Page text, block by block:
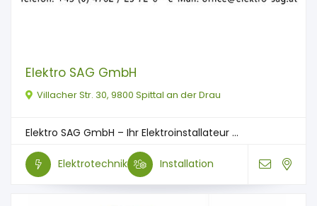
Elektro SAG GmbH
Villacher Str. 30, 9800 Spittal an der Drau
Elektro SAG GmbH – Ihr Elektroinstallateur ...
Elektrotechnik Installation